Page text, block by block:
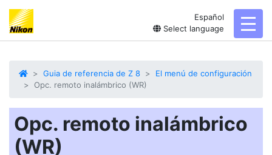
Español
Select language
Guia de referencia de Z 8
El menú de configuración
Opc. remoto inalámbrico (WR)
Opc. remoto inalámbrico
(WR)